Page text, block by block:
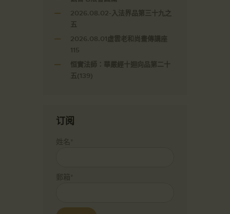
2026.08.02-入法界品第三十九之
五
2026.08.01虛雲老和尚畫傳講座
115
恒實法師：華嚴經十迴向品第二十
五(139)
订阅
姓名*
郵箱*